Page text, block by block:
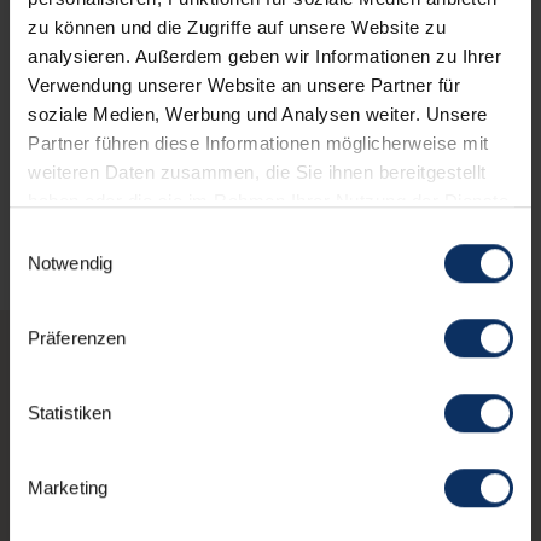
zu können und die Zugriffe auf unsere Website zu
analysieren. Außerdem geben wir Informationen zu Ihrer
Verwendung unserer Website an unsere Partner für
soziale Medien, Werbung und Analysen weiter. Unsere
Partner führen diese Informationen möglicherweise mit
weiteren Daten zusammen, die Sie ihnen bereitgestellt
Notwendig
Präferenzen
Statistiken
Marketing
Parkplatz
Gesprochenen Sprachen
Vielleicht interessierst
du dich auch für diese